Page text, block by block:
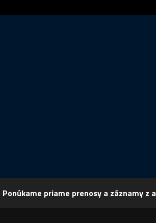
Ponúkame priame prenosy a záznamy z
FUTBAL: Dorastenci Nitry zakončili sezónu výhrou
Nitry zakončili